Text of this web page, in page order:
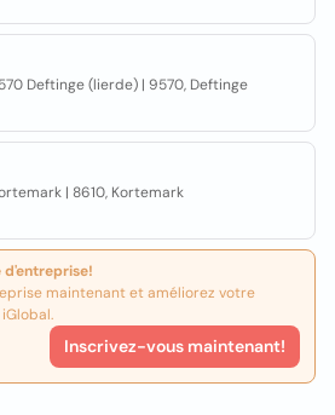
Deftinge (lierde) | 9570, Deftinge
| 8610, Kortemark
maintenant et améliorez votre
Inscrivez-vous maintenant!